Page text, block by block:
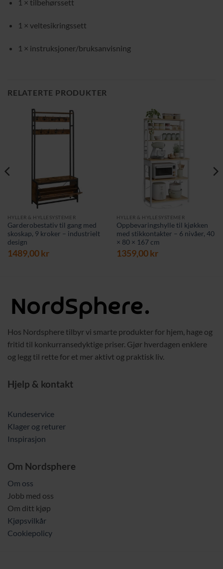
1 × tilbehørssett
1 × veltesikringssett
1 × instruksjoner/bruksanvisning
RELATERTE PRODUKTER
HYLLER & HYLLESYSTEMER
Garderobestativ til gang med
skoskap, 9 kroker – industrielt
design
1489,00kr
HYLLER & HYLLESYSTEMER
Oppbevaringshylle til kjøkken
med stikkontakter – 6 nivåer, 40
× 80 × 167 cm
1359,00kr
Hos Nordsphere tilbyr vi smarte produkter for hjem, hage og
fritid til konkurransedyktige priser. Gjør hverdagen enklere
og legg til rette for et mer aktivt og praktisk liv.
Hjelp & kontakt
Kundeservice
Klager og returer
Inspirasjon
Om Nordsphere
Om oss
Jobb med oss
Om ditt kjøp
Kjøpsvilkår
Cookiepolicy